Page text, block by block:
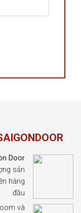
Door
sản
hàng
đầu
và